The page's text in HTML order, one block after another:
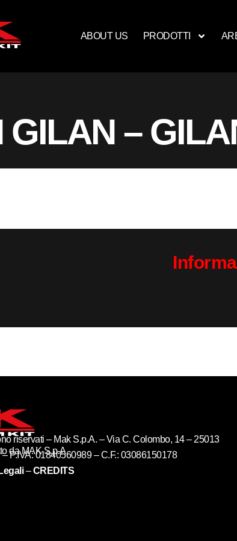
ABOUT US PRODOTTI
GILAN –
da MAK S.p.A
riservati – Mak S.p.A. – Via C. Colombo, 14 – 25013
P.IVA: 01840560989 – C.F.: 03086150178
–CREDITS